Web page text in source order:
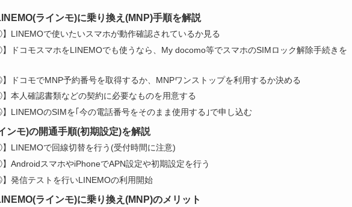
ラインモ)に乗り換え(MNP)手順を解説
】LINEMOで使いたいスマホが動作確認されているか見る
】ドコモスマホをLINEMOでも使うなら、My docomo等でスマホのSIMロック解除手続きを
】ドコモでMNP予約番号を取得するか、MNPワンストップを利用するか決める
】本人確認書類などの契約に必要なものを用意する
】LINEMOのSIMを｢今の電話番号をそのまま使用する｣で申し込む
ンモ)の開通手順(初期設定)を解説
】LINEMOで回線切替を行う(受付時間に注意)
】AndroidスマホやiPhoneでAPN設定や初期設定を行う
】発信テストを行いLINEMOの利用開始
ラインモ)に乗り換え(MNP)のメリット